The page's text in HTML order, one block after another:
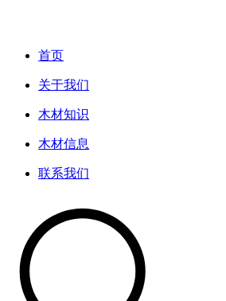
首页
关于我们
木材知识
木材信息
联系我们